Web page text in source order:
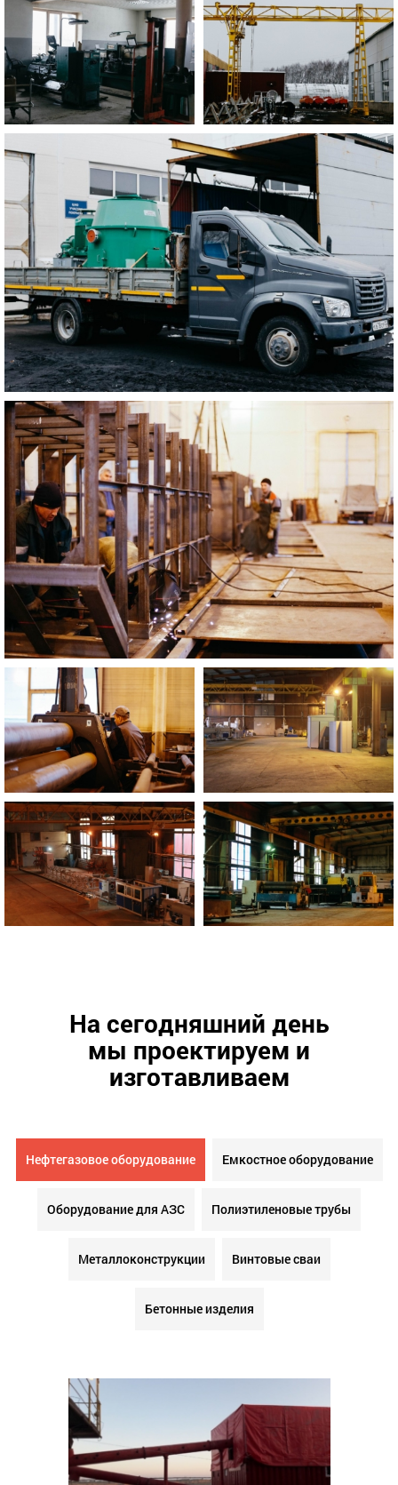
На сегодняшний день
мы проектируем и
изготавливаем
Нефтегазовое оборудование Емкостное оборудование
Оборудование для АЗС Полиэтиленовые трубы
Металлоконструкции Винтовые сваи
Бетонные изделия